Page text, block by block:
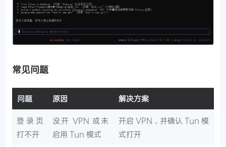
常见问题
问题 原因 解决方案
登录页
打不开
没开 VPN 或未
启用 Tun 模式
开启 VPN，并确认 Tun 模
式打开